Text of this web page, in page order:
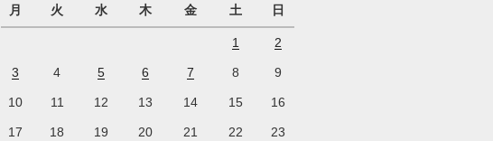
月
火 水 木 金 土 日
1 2
3 4 5 6 7 8 9
10 11 12 13 14 15 16
17 18 19 20 21 22 23